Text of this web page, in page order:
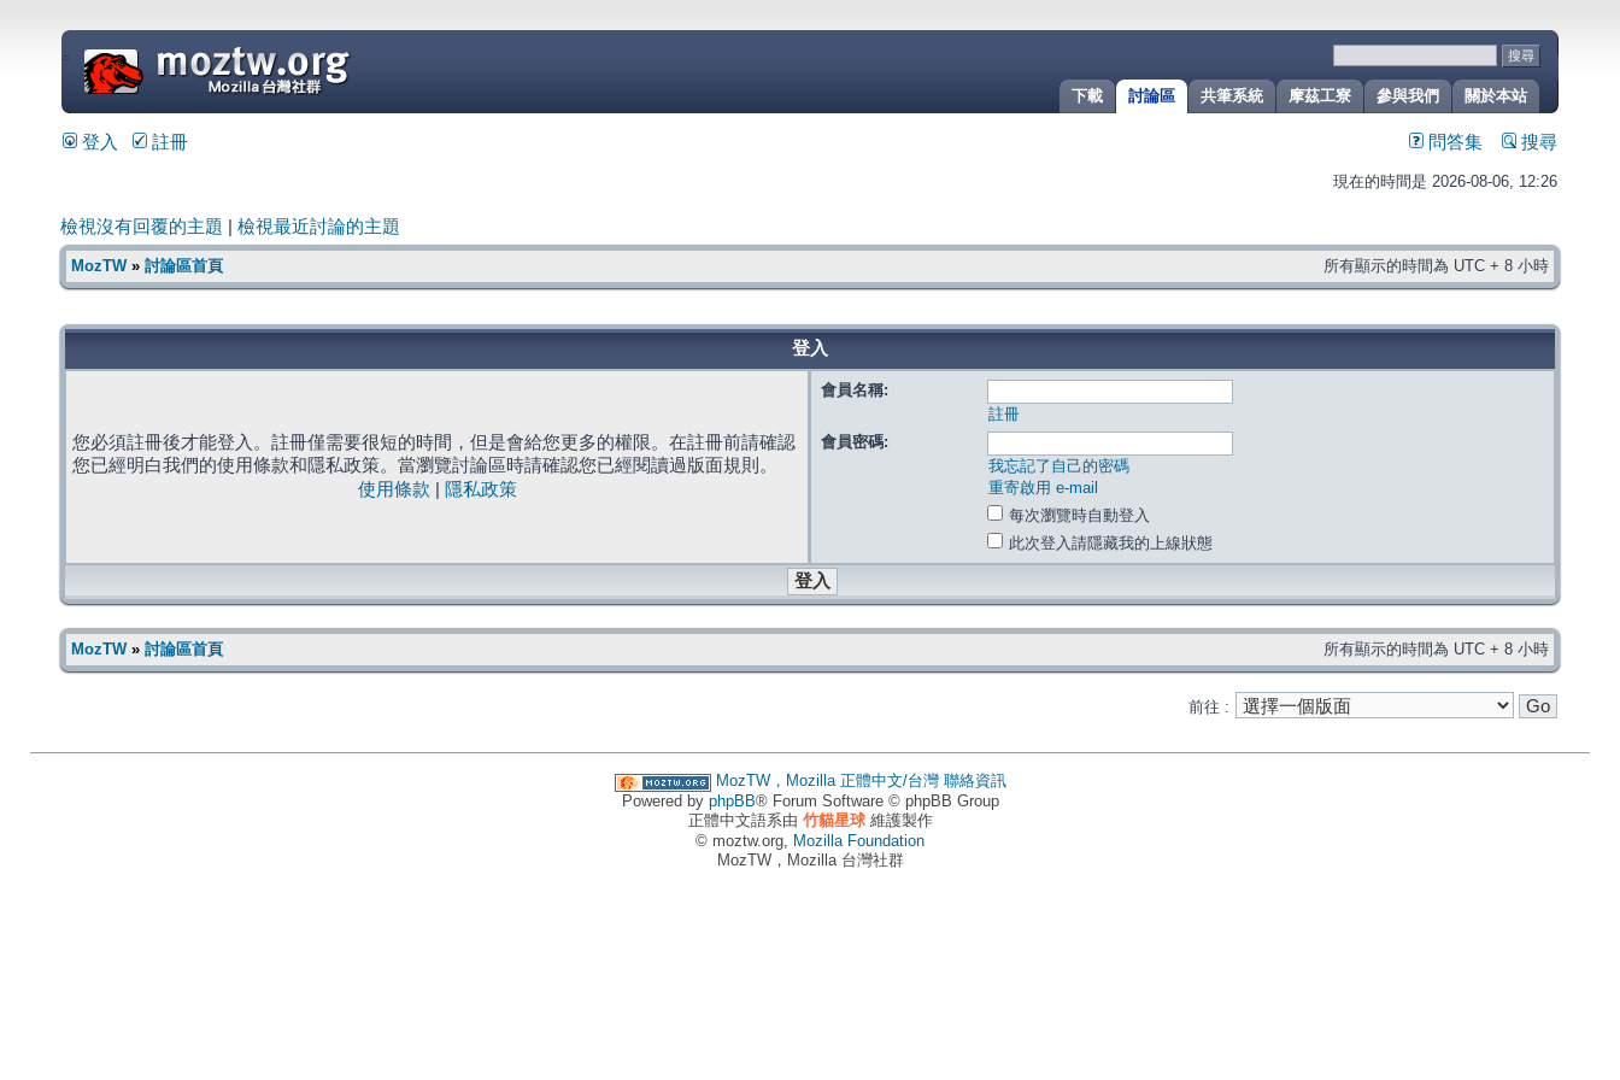
關於本站
參與我們
摩茲工寮
共筆系統
討論區
下載
=
登入 註冊 問答集 搜尋
現在的時間是 2026-08-06, 12:26
檢視沒有回覆的主題 檢視最近討論的主題
MozTW» 討論區首頁 所有顯示的時間為 UTC + 8 小時
登入
您必須註冊後才能登入。註冊僅需要很短的時間，但是會給您更多的權限。在註冊前請確認
您已經明白我們的使用條款和隱私政策。當瀏覽討論區時請確認您已經閱讀過版面規則。
使用條款
隱私政策
會員名稱:
註冊
會員密碼:
我忘記了自己的密碼
重寄啟用 e-mail
每次瀏覽時自動登入
此次登入請隱藏我的上線狀態
MozTW» 討論區首頁 所有顯示的時間為 UTC + 8 小時
前往 :
MozTW，Mozilla 正體中文/台灣 聯絡資訊
Powered by phpBB® Forum Software © phpBB Group
正體中文語系由 竹貓星球維護製作
© moztw.org, Mozilla Foundation
MozTW，Mozilla 台灣社群